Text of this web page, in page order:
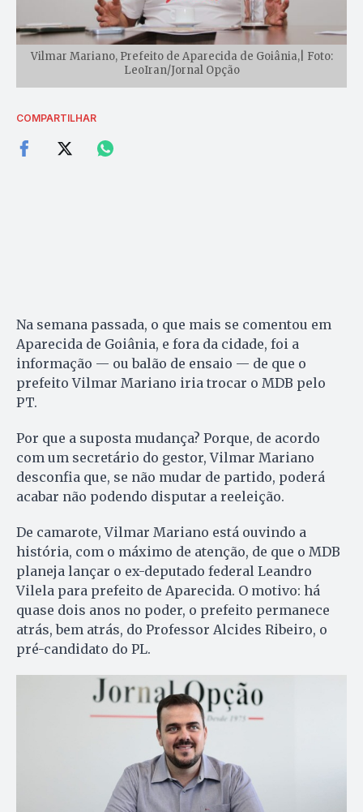
Vilmar Mariano, Prefeito de Aparecida de Goiânia,| Foto:
LeoIran/Jornal Opção
COMPARTILHAR
Na semana passada, o que mais se comentou em
Aparecida de Goiânia, e fora da cidade, foi a
informação — ou balão de ensaio — de que o
prefeito Vilmar Mariano iria trocar o MDB pelo
PT.
Por que a suposta mudança? Porque, de acordo
com um secretário do gestor, Vilmar Mariano
desconfia que, se não mudar de partido, poderá
acabar não podendo disputar a reeleição.
De camarote, Vilmar Mariano está ouvindo a
história, com o máximo de atenção, de que o MDB
planeja lançar o ex-deputado federal Leandro
Vilela para prefeito de Aparecida. O motivo: há
quase dois anos no poder, o prefeito permanece
atrás, bem atrás, do Professor Alcides Ribeiro, o
pré-candidato do PL.